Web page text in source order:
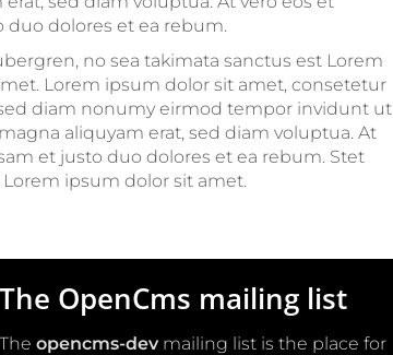
duo dolores et ea rebum.
no sea takimata sanctus est Lorem
Lorem ipsum dolor sit amet, consetetur
diam nonumy eirmod tempor invidunt ut
aliquyam erat, sed diam voluptua. At
et justo duo dolores et ea rebum. Stet
ipsum dolor sit amet.
The OpenCms mailing list
The opencms-devmailing list is the place for